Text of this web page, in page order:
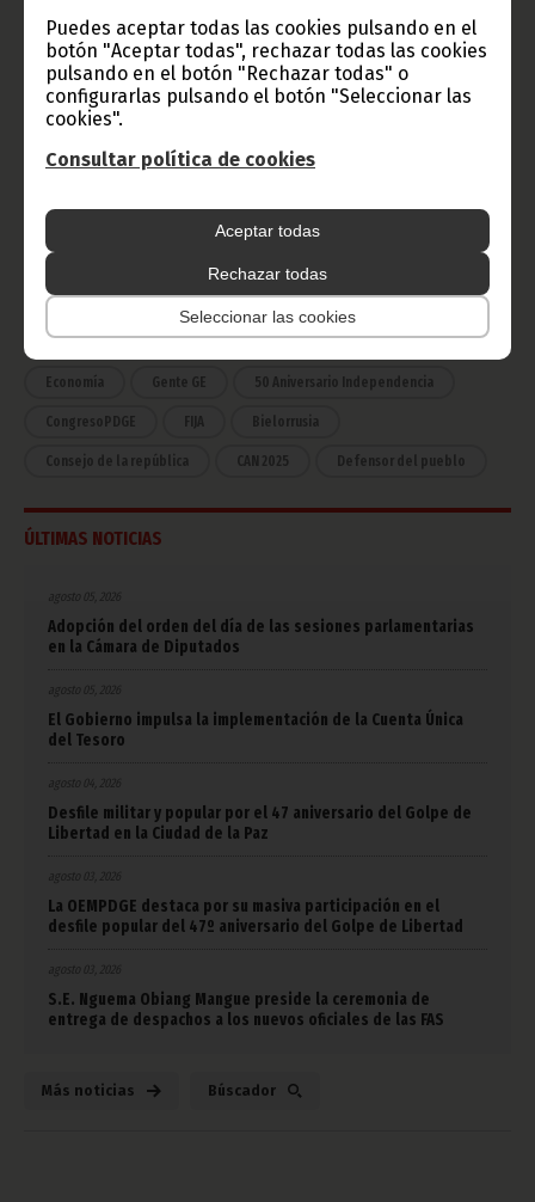
Puedes aceptar todas las cookies pulsando en el
botón "Aceptar todas", rechazar todas las cookies
pulsando en el botón "Rechazar todas" o
configurarlas pulsando el botón "Seleccionar las
cookies".
Consultar política de cookies
Aceptar todas
Rechazar todas
Seleccionar las cookies
Radio Nacional de Guinea
Ecuatorial
Haz click aquí para escuchar ahora
Noticias Gobierno
Presidencia
África
Deportes Vicepresidencia
COVID-19 Cultura Estadísticas CAN 2015
Economía Gente GE 50 Aniversario Independencia
CongresoPDGE FIJA Bielorrusia
Consejo de la república CAN 2025 Defensor del pueblo
ÚLTIMAS NOTICIAS
agosto 05, 2026
Adopción del orden del día de las sesiones parlamentarias
en la Cámara de Diputados
El Gobierno impulsa la implementación de la Cuenta Única
del Tesoro
agosto 04, 2026
Desfile militar y popular por el 47 aniversario del Golpe de
Libertad en la Ciudad de la Paz
La OEMPDGE destaca por su masiva participación en el
desfile popular del 47º aniversario del Golpe de Libertad
S.E. Nguema Obiang Mangue preside la ceremonia de
entrega de despachos a los nuevos oficiales de las FAS
Más noticias Búscador